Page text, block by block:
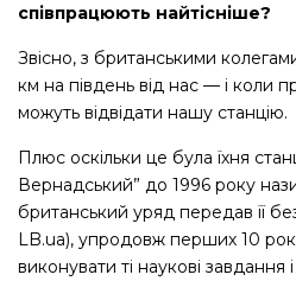
співпрацюють найтісніше?
Звісно, з британськими
км на південь від нас — і коли
можуть відвідати нашу станцію.
Плюс оскільки це була їхня
Вернадський” до 1996 року
британський уряд передав її
LB.ua), упродовж перших 10
виконувати ті наукові завдання